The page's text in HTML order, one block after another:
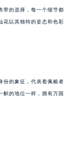
带的选择，每一个细节都
花以其独特的姿态和色彩
份的象征，代表着佩戴者
帜的地位一样，拥有万国